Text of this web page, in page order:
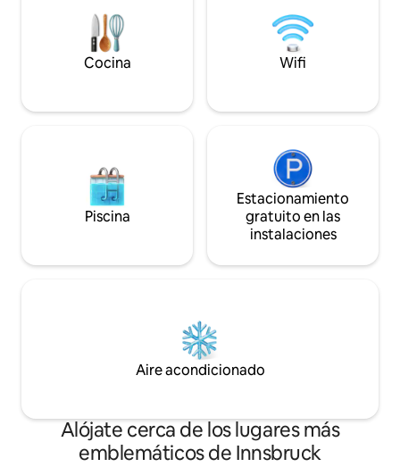
nuestra propia casa. Me llamo Angela y
siempre estaré en el alojamiento
durante tu estancia.
cocina está bien
Cocina Wifi
Piscina
Estacionamiento
gratuito en las
instalaciones
Aire acondicionado
Alójate cerca de los lugares más
emblemáticos de Innsbruck